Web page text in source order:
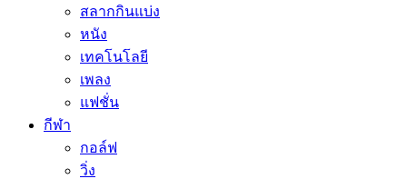
สลากกินแบ่ง
หนัง
เทคโนโลยี
เพลง
แฟชั่น
กีฬา
กอล์ฟ
วิ่ง